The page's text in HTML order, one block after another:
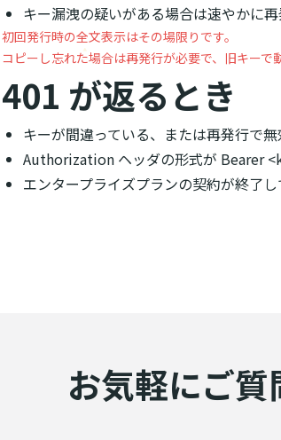
キー漏洩の疑いがある場合は速やかに
初回発行時の全文表示はその場限りです。
コピーし忘れた場合は再発行が必要で、旧キーで
401 が返るとき
キーが間違っている、または再発行で
Authorization ヘッダの形式が Bearer
エンタープライズプランの契約が終了し
お気軽にご